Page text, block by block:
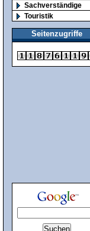
Sachverständige
Touristik
Seitenzugriffe